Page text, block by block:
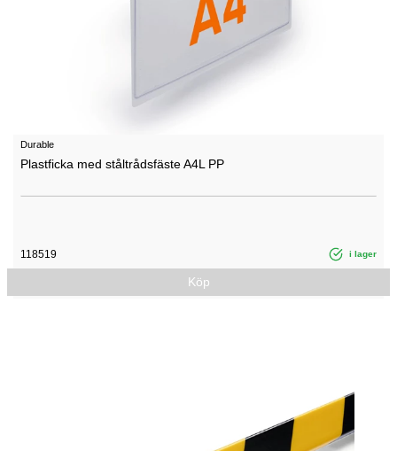
Durable
Plastficka med ståltrådsfäste A4L PP
118519 i lager
Köp